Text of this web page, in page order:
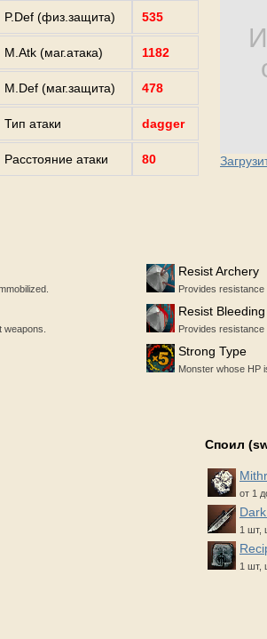
P.Def (физ.защита) 535
M.Atk (маг.атака) 1182
M.Def (маг.защита) 478
Тип атаки dagger
Расстояние атаки 80
Resist Archery
Provides resistance
Resist Bleeding
Provides resistance
Strong Type
Monster whose HP
Споил
от 1
1 шт,
1 шт,